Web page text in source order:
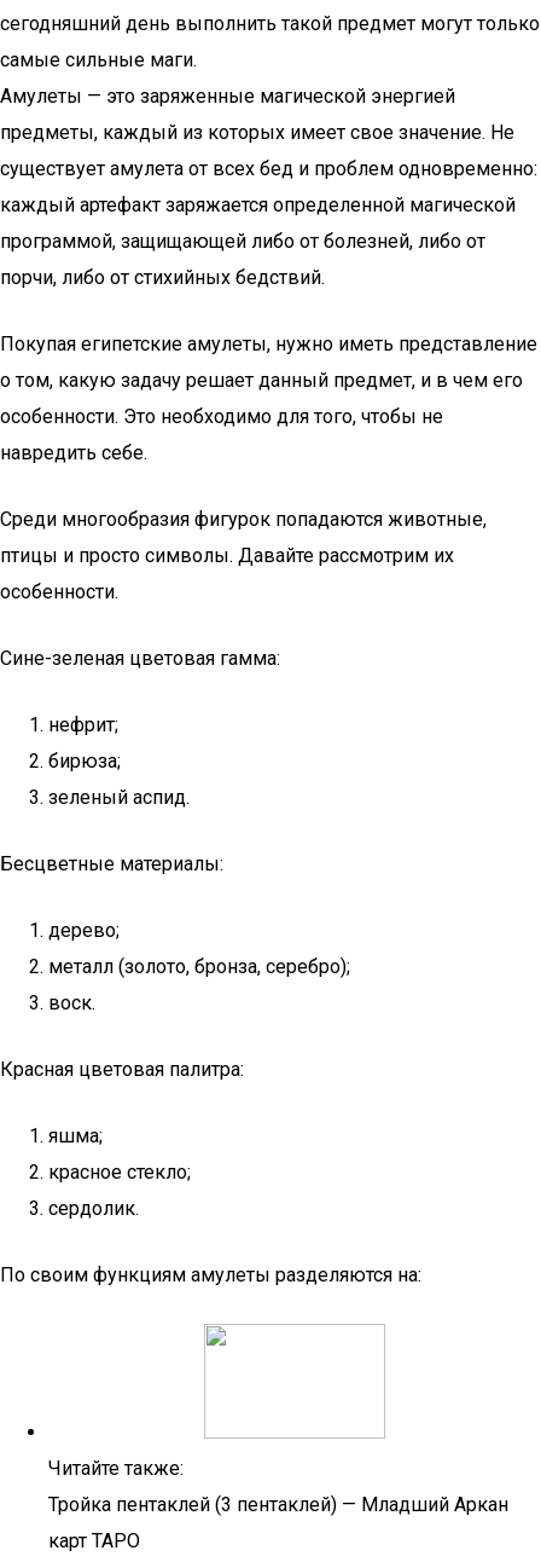
сегодняшний день выполнить такой предмет могут только
самые сильные маги.
Амулеты — это заряженные магической энергией
предметы, каждый из которых имеет свое значение. Не
существует амулета от всех бед и проблем одновременно:
каждый артефакт заряжается определенной магической
программой, защищающей либо от болезней, либо от
порчи, либо от стихийных бедствий.
Покупая египетские амулеты, нужно иметь представление
о том, какую задачу решает данный предмет, и в чем его
особенности. Это необходимо для того, чтобы не
навредить себе.
Среди многообразия фигурок попадаются животные,
птицы и просто символы. Давайте рассмотрим их
особенности.
Сине-зеленая цветовая гамма:
нефрит;
бирюза;
зеленый аспид.
Бесцветные материалы:
дерево;
металл (золото, бронза, серебро);
воск.
Красная цветовая палитра:
яшма;
красное стекло;
сердолик.
По своим функциям амулеты разделяются на:
Читайте также:
Тройка пентаклей (3 пентаклей) — Младший Аркан
карт ТАРО